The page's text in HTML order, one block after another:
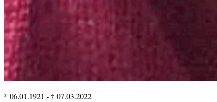
* 06.01.1921 - † 07.03.2022